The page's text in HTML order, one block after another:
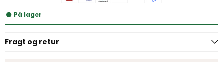
På lager
Fragt og retur